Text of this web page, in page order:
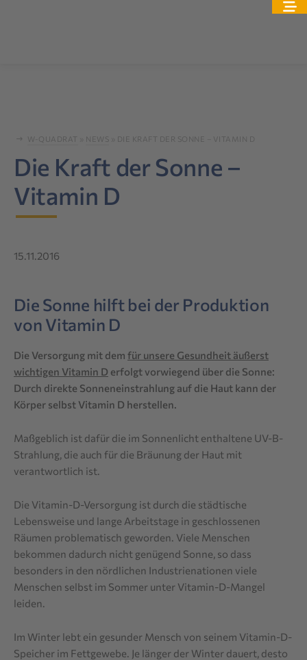
W-QUADRAT NEWS DIE KRAFT DER SONNE – VITAMIN D
Die Kraft der Sonne –
Vitamin D
15.11.2016
Die Sonne hilft bei der Produktion
von Vitamin D
Die Versorgung mit dem für unsere Gesundheit äußerst
wichtigen Vitamin D erfolgt vorwiegend über die Sonne:
Durch direkte Sonneneinstrahlung auf die Haut kann der
Körper selbst Vitamin D herstellen.
Maßgeblich ist dafür die im Sonnenlicht enthaltene UV-B-
Strahlung, die auch für die Bräunung der Haut mit
verantwortlich ist.
Die Vitamin-D-Versorgung ist durch die städtische
Lebensweise und lange Arbeitstage in geschlossenen
Räumen problematisch geworden. Viele Menschen
bekommen dadurch nicht genügend Sonne, so dass
besonders in den nördlichen Industrienationen viele
Menschen selbst im Sommer unter Vitamin-D-Mangel
leiden.
Im Winter lebt ein gesunder Mensch von seinem Vitamin-D-
Speicher im Fettgewebe. Je länger der Winter dauert, desto